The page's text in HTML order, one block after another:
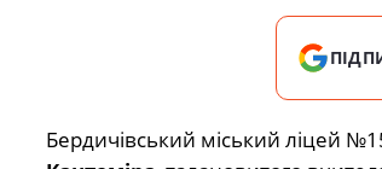
Бердичівський міський ліцей